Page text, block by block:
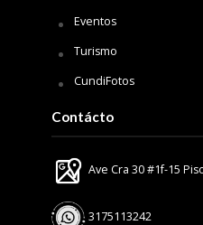
Eventos
Turismo
CundiFotos
Contácto
Ave Cra 30 #1f-15
3175113242